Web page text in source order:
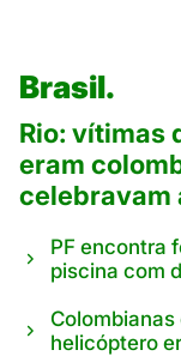
Brasil.
Rio: vítimas
eram
celebravam
PF encontra
piscina com
helicóptero